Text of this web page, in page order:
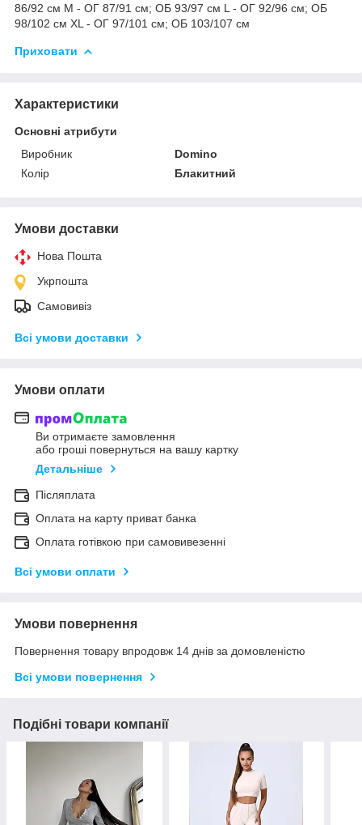
86/92 см М - ОГ 87/91 см; ОБ 93/97 см L - ОГ 92/96 см; ОБ
98/102 см XL - ОГ 97/101 см; ОБ 103/107 см
Приховати
Характеристики
Основні атрибути
Виробник
Domino
Колір
Блакитний
Умови доставки
Нова Пошта
Укрпошта
Самовивіз
Всі умови доставки
Умови оплати
Ви отримаєте замовлення
або гроші повернуться на вашу картку
Детальніше
Післяплата
Оплата на карту приват банка
Оплата готівкою при самовивезенні
Всі умови оплати
Умови повернення
Повернення товару впродовж 14 днів за домовленістю
Всі умови повернення
Подібні товари компанії